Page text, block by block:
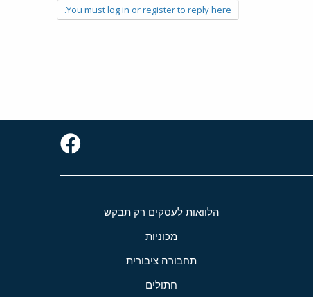
You must log in or register to reply here.
הלוואות לעסקים רק תבקש
מכוניות
תחבורה ציבורית
חתולים